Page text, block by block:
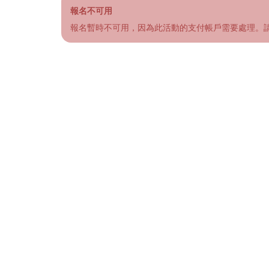
報名不可用
報名暫時不可用，因為此活動的支付帳戶需要處理。